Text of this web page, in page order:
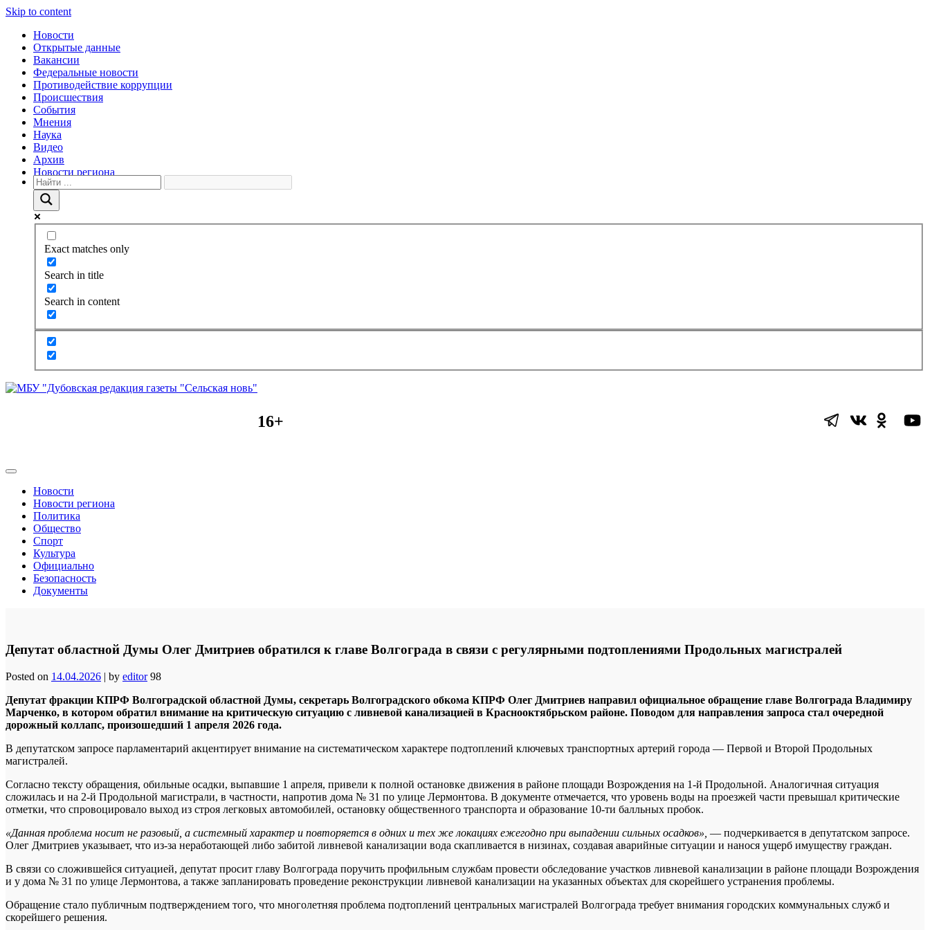
Skip to content
Новости
Открытые данные
Вакансии
Федеральные новости
Противодействие коррупции
Происшествия
События
Мнения
Наука
Видео
Архив
Новости региона
Exact matches only
Search in title
Search in content
16+
Новости
Новости региона
Политика
Общество
Спорт
Культура
Официально
Безопасность
Документы
Депутат областной Думы Олег Дмитриев обратился к главе Волгограда в связи с регулярными подтоплениями Продольных магистралей
Posted on 14.04.2026 | by editor 98
Депутат фракции КПРФ Волгоградской областной Думы, секретарь Волгоградского обкома КПРФ Олег Дмитриев направил официальное обращение главе Волгограда Владимиру
Марченко, в котором обратил внимание на критическую ситуацию с ливневой канализацией в Краснооктябрьском районе. Поводом для направления запроса стал очередной
дорожный коллапс, произошедший 1 апреля 2026 года.
В депутатском запросе парламентарий акцентирует внимание на систематическом характере подтоплений ключевых транспортных артерий города — Первой и Второй Продольных
магистралей.
Согласно тексту обращения, обильные осадки, выпавшие 1 апреля, привели к полной остановке движения в районе площади Возрождения на 1-й Продольной. Аналогичная ситуация
сложилась и на 2-й Продольной магистрали, в частности, напротив дома № 31 по улице Лермонтова. В документе отмечается, что уровень воды на проезжей части превышал критические
отметки, что спровоцировало выход из строя легковых автомобилей, остановку общественного транспорта и образование 10-ти балльных пробок.
«Данная проблема носит не разовый, а системный характер и повторяется в одних и тех же локациях ежегодно при выпадении сильных осадков», — подчеркивается в депутатском запросе.
Олег Дмитриев указывает, что из-за неработающей либо забитой ливневой канализации вода скапливается в низинах, создавая аварийные ситуации и нанося ущерб имуществу граждан.
В связи со сложившейся ситуацией, депутат просит главу Волгограда поручить профильным службам провести обследование участков ливневой канализации в районе площади Возрождения
и у дома № 31 по улице Лермонтова, а также запланировать проведение реконструкции ливневой канализации на указанных объектах для скорейшего устранения проблемы.
Обращение стало публичным подтверждением того, что многолетняя проблема подтоплений центральных магистралей Волгограда требует внимания городских коммунальных служб и
скорейшего решения.